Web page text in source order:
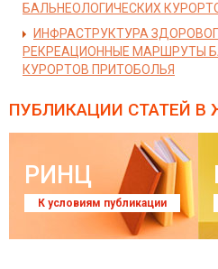
БАЛЬНЕОЛОГИЧЕСКИХ
ИНФРАСТРУКТУРА
РЕКРЕАЦИОННЫЕ МАРШРУТЫ
КУРОРТОВ ПРИТОБОЛЬЯ
ПУБЛИКАЦИИ СТАТЕЙ В
РИНЦ
К условиям публикации